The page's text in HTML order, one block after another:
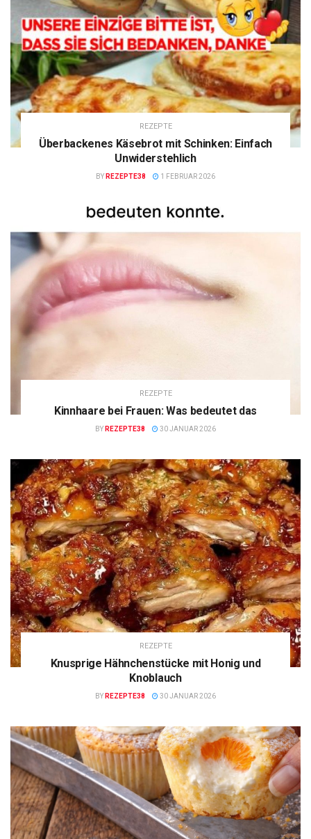
REZEPTE
Überbackenes Käsebrot mit Schinken: Einfach
Unwiderstehlich
BY REZEPTE38 1 FEBRUAR 2026
REZEPTE
Kinnhaare bei Frauen: Was bedeutet das
BY REZEPTE38 30 JANUAR 2026
REZEPTE
Knusprige Hähnchenstücke mit Honig und
Knoblauch
BY REZEPTE38 30 JANUAR 2026